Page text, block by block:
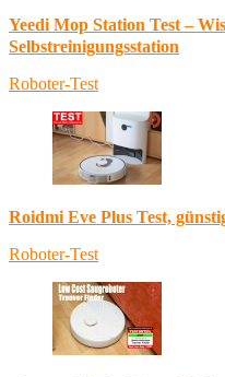
Yeedi Mop Station Test –
Selbstreinigungsstation
Roboter-Test
Roidmi Eve Plus Test,
Roboter-Test